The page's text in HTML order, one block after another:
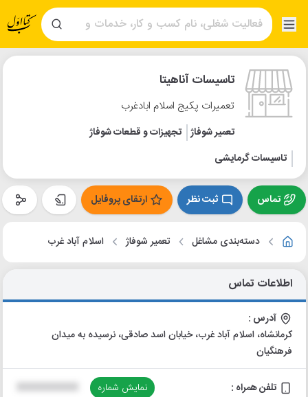
تاسیسات آناهیتا
تعمیرات پکیج اسلام ابادغرب
تعمیر شوفاژ تجهیزات و قطعات شوفاژ
تاسیسات گرمایشی
تماس ثبت نظر ارتقای پروفایل
دسته‌بندی مشاغل تعمیر شوفاژ اسلام آباد غرب
اطلاعات تماس
آدرس :
کرمانشاه، اسلام آباد غرب، خیابان اسد صادقی، نرسیده به میدان
فرهنگیان
تلفن همراه : نمایش شماره